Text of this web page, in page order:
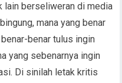
lain berseliweran di media
mana yang benar
benar tulus ingin
yang sebenarnya ingin
Di sinilah letak kritis